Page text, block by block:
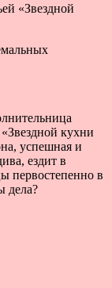
«Звездной
кухни
успешная и
ездит в
первостепенно в
дела?